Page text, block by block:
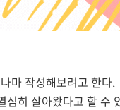
마 작성해보려고 한다.
히 살아왔다고 할 수